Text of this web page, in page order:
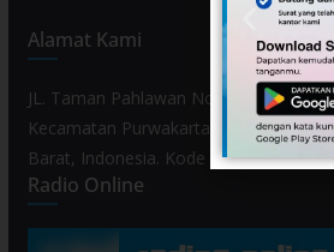
Alamat Kami
JL. Taman Pahlawan No. 80, Kelurahan
Kecamatan Purwakarta, Kabupaten
Barat, Indonesia. Kode Pos 41119.
Radio Online